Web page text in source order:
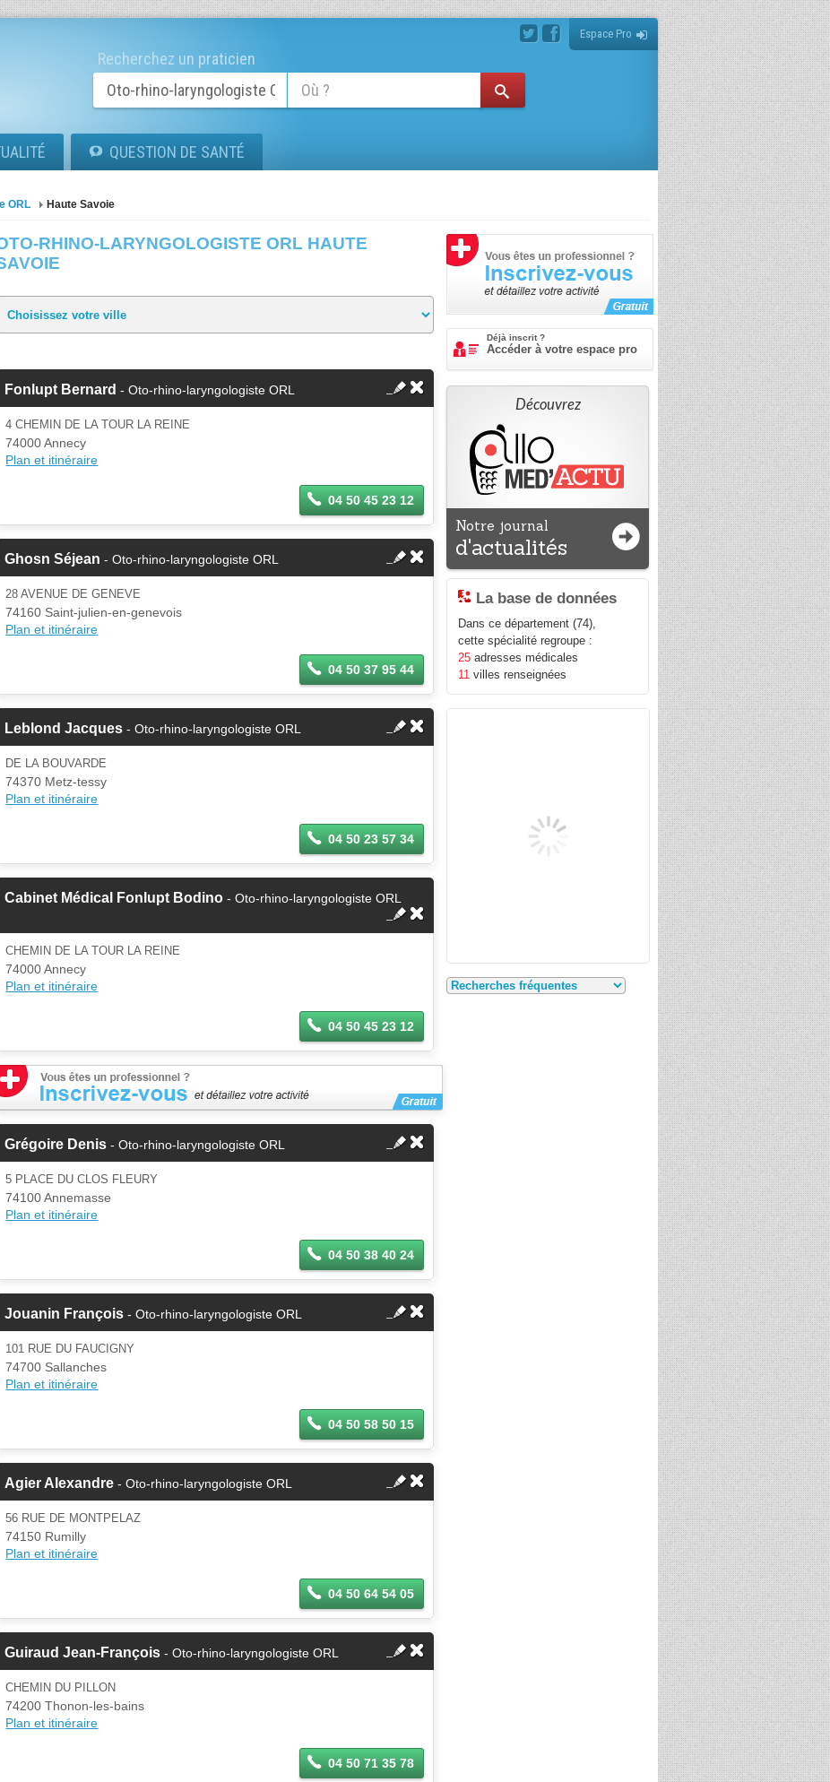
Espace Pro
Recherchez un praticien
QUESTION DE SANTÉ
ORL Haute Savoie
RHINO-LARYNGOLOGISTE ORL HAUTE
Fonlupt Bernard - Oto-rhino-laryngologiste ORL
4 CHEMIN DE LA TOUR LA REINE
74000 Annecy
Plan et itinéraire
04 50 45 23 12
Ghosn Séjean - Oto-rhino-laryngologiste ORL
28 AVENUE DE GENEVE
74160 Saint-julien-en-genevois
Plan et itinéraire
04 50 37 95 44
Leblond Jacques - Oto-rhino-laryngologiste ORL
DE LA BOUVARDE
74370 Metz-tessy
Plan et itinéraire
04 50 23 57 34
Cabinet Médical Fonlupt Bodino - Oto-rhino-laryngologiste ORL
CHEMIN DE LA TOUR LA REINE
74000 Annecy
Plan et itinéraire
04 50 45 23 12
Grégoire Denis - Oto-rhino-laryngologiste ORL
5 PLACE DU CLOS FLEURY
74100 Annemasse
Plan et itinéraire
04 50 38 40 24
Jouanin François - Oto-rhino-laryngologiste ORL
101 RUE DU FAUCIGNY
74700 Sallanches
Plan et itinéraire
04 50 58 50 15
Agier Alexandre - Oto-rhino-laryngologiste ORL
56 RUE DE MONTPELAZ
74150 Rumilly
Plan et itinéraire
04 50 64 54 05
Guiraud Jean-François - Oto-rhino-laryngologiste ORL
CHEMIN DU PILLON
74200 Thonon-les-bains
Plan et itinéraire
04 50 71 35 78
Déjà inscrit ?
Accéder à votre espace pro
Découvrez
Notre journal
d'actualités
La base de données
Dans ce département (74),
cette spécialité regroupe :
25 adresses médicales
11 villes renseignées